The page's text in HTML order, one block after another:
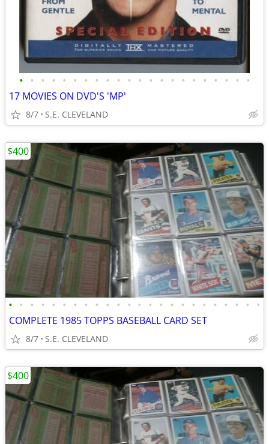
• • • • • • • • • • • • • • • • • • • • • •
17 MOVIES ON DVD'S 'MP'
8/7 S.E. CLEVELAND
• • • • • • • • • • • • • • • • • • • • • • • •
COMPLETE 1985 TOPPS BASEBALL CARD SET
8/7 S.E. CLEVELAND
$400
$400